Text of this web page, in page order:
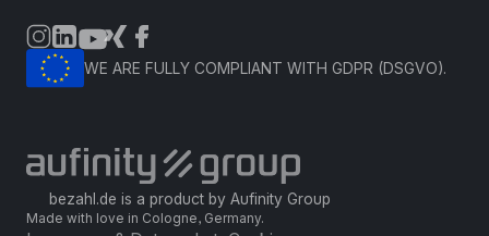
WE ARE FULLY COMPLIANT WITH GDPR (DSGVO).
bezahl.de is a product by Aufinity Group
Made with love in Cologne, Germany.